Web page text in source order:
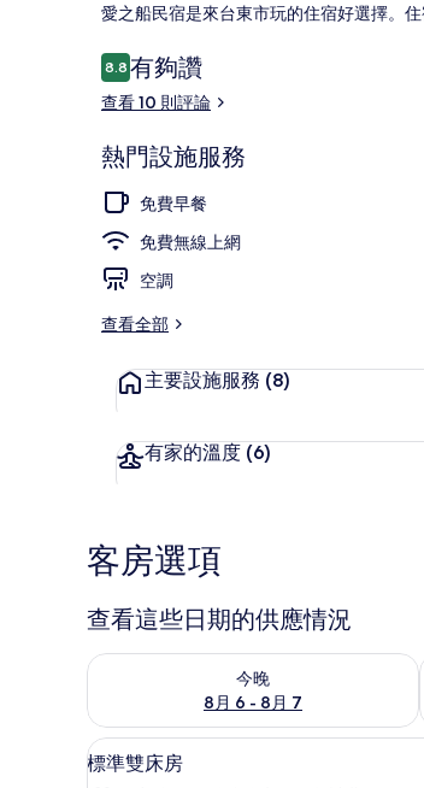
愛之船民宿是來台東市玩的住宿好選擇。
評
論
8.88.8 分，滿分 10 分，
有夠讚
查看 10 則評論
熱門設施服務
免費早餐
免費無線上網
空調
查看全部
主要設施服務 (8)
有家的溫度 (6)
客房選項
查看這些日期的供應情況
今晚
8月 6 - 8月 7
查看今晚 (8月 6 - 8月 7) 的供應情況
顯
示
標準雙床房 |
6
標準雙床房